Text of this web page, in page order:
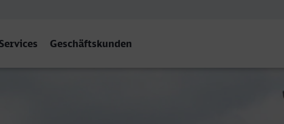
Geschäftskunden